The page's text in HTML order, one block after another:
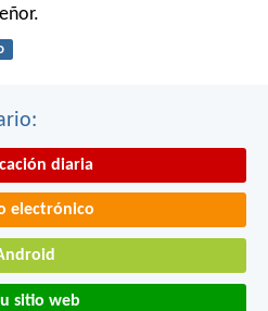
diaria
electrónico
sitio web